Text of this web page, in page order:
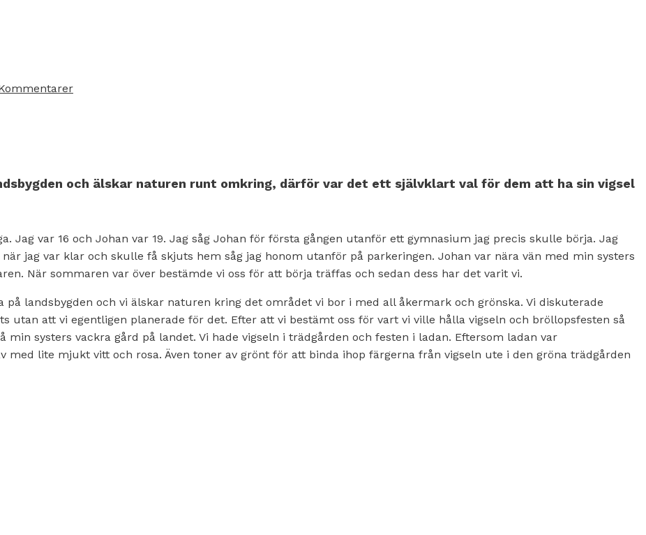
och älskar naturen runt omkring, därför var det ett självklart val för dem att ha sin vigsel
Jag var 16 och Johan var 19. Jag såg Johan för första gången utanför ett gymnasium jag precis skulle börja. Jag
jag var klar och skulle få skjuts hem såg jag honom utanför på parkeringen. Johan var nära vän med min systers
När sommaren var över bestämde vi oss för att börja träffas och sedan dess har det varit vi.
landsbygden och vi älskar naturen kring det området vi bor i med all åkermark och grönska. Vi diskuterade
utan att vi egentligen planerade för det. Efter att vi bestämt oss för vart vi ville hålla vigseln och bröllopsfesten så
min systers vackra gård på landet. Vi hade vigseln i trädgården och festen i ladan. Eftersom ladan var
lite mjukt vitt och rosa. Även toner av grönt för att binda ihop färgerna från vigseln ute i den gröna trädgården